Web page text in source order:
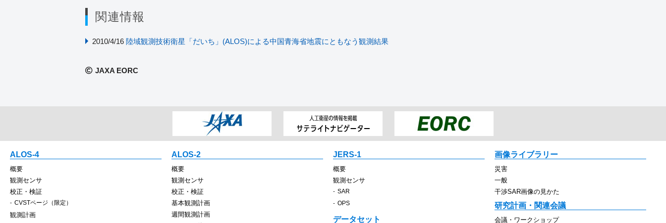
関連情報
2010/4/16 陸域観測技術衛星「だいち」(ALOS)による中国青海省地震にともなう観測結果
JAXA EORC
ALOS-4
概要
観測センサ
校正・検証
CVSTページ（限定）
観測計画
ALOS-2
概要
観測センサ
校正・検証
基本観測計画
週間観測計画
JERS-1
概要
観測センサ
SAR
OPS
データセット
画像ライブラリー
災害
一般
干渉SAR画像の見かた
研究計画・関連会議
会議・ワークショップ